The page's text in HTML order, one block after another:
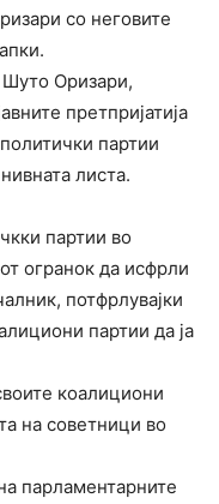
со неговите
Шуто Оризари,
претпријатија
партии
листа.
партии во
огранок да исфрли
потфрлувајки
партии да ја
коалициони
на советници во